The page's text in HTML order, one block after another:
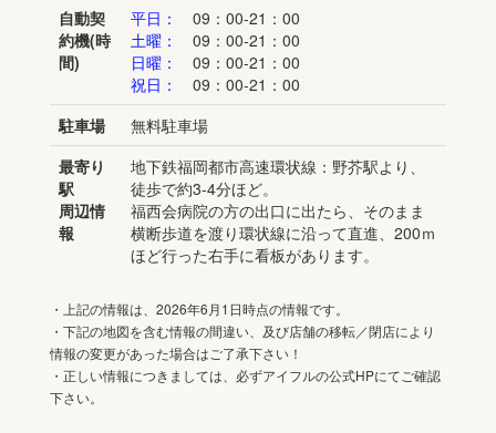
自動契
約機(時
間)
平日：
09：00-21：00
土曜：
09：00-21：00
日曜：
09：00-21：00
祝日：
09：00-21：00
駐車場
無料駐車場
最寄り
駅
周辺情
報
地下鉄福岡都市高速環状線：野芥駅より、
徒歩で約3-4分ほど。
福西会病院の方の出口に出たら、そのまま
横断歩道を渡り環状線に沿って直進、200ｍ
ほど行った右手に看板があります。
・上記の情報は、2026年6月1日時点の情報です。
・下記の地図を含む情報の間違い、及び店舗の移転／閉店により
情報の変更があった場合はご了承下さい！
・正しい情報につきましては、必ずアイフルの公式HPにてご確認
下さい。